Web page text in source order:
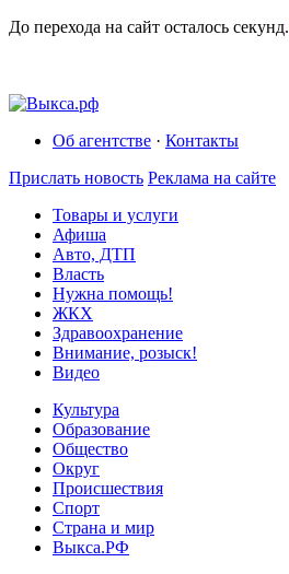
До перехода на сайт осталось секунд.
Об агентстве · Контакты
Прислать новость Реклама на сайте
Товары и услуги
Афиша
Авто, ДТП
Власть
Нужна помощь!
ЖКХ
Здравоохранение
Внимание, розыск!
Видео
Культура
Образование
Общество
Округ
Происшествия
Спорт
Страна и мир
Выкса.РФ